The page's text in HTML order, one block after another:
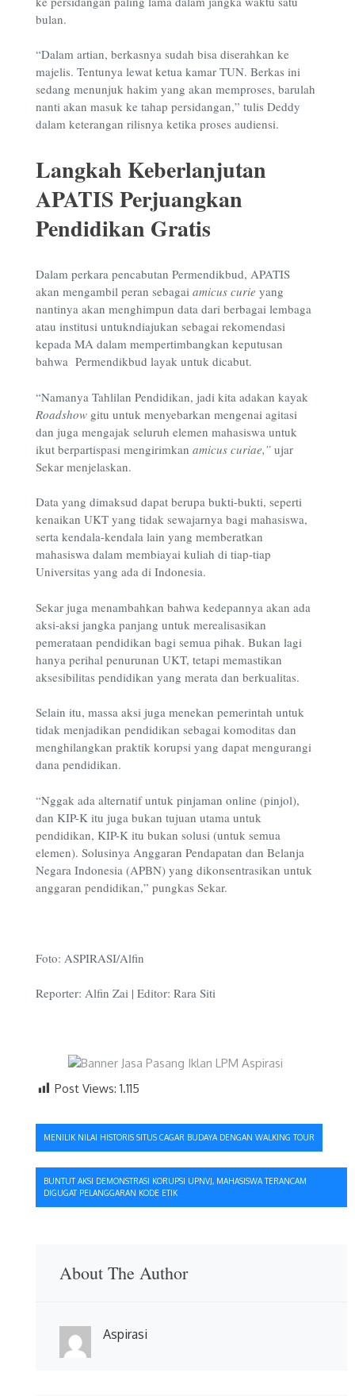
bulan.
“Dalam artian, berkasnya sudah bisa diserahkan ke
majelis. Tentunya lewat ketua kamar TUN. Berkas ini
sedang menunjuk hakim yang akan memproses, barulah
nanti akan masuk ke tahap persidangan,” tulis Deddy
dalam keterangan rilisnya ketika proses audiensi.
Langkah Keberlanjutan
APATIS Perjuangkan
Pendidikan Gratis
Dalam perkara pencabutan Permendikbud, APATIS
akan mengambil peran sebagai amicus curie yang
nantinya akan menghimpun data dari berbagai lembaga
atau institusi untukndiajukan sebagai rekomendasi
kepada MA dalam mempertimbangkan keputusan
bahwa Permendikbud layak untuk dicabut.
“Namanya Tahlilan Pendidikan, jadi kita adakan kayak
Roadshow gitu untuk menyebarkan mengenai agitasi
dan juga mengajak seluruh elemen mahasiswa untuk
ikut berpartispasi mengirimkan amicus curiae,” ujar
Sekar menjelaskan.
Data yang dimaksud dapat berupa bukti-bukti, seperti
kenaikan UKT yang tidak sewajarnya bagi mahasiswa,
serta kendala-kendala lain yang memberatkan
mahasiswa dalam membiayai kuliah di tiap-tiap
Universitas yang ada di Indonesia.
Sekar juga menambahkan bahwa kedepannya akan ada
aksi-aksi jangka panjang untuk merealisasikan
pemerataan pendidikan bagi semua pihak. Bukan lagi
hanya perihal penurunan UKT, tetapi memastikan
aksesibilitas pendidikan yang merata dan berkualitas.
Selain itu, massa aksi juga menekan pemerintah untuk
tidak menjadikan pendidikan sebagai komoditas dan
menghilangkan praktik korupsi yang dapat mengurangi
dana pendidikan.
“Nggak ada alternatif untuk pinjaman online (pinjol),
dan KIP-K itu juga bukan tujuan utama untuk
pendidikan, KIP-K itu bukan solusi (untuk semua
elemen). Solusinya Anggaran Pendapatan dan Belanja
Negara Indonesia (APBN) yang dikonsentrasikan untuk
anggaran pendidikan,” pungkas Sekar.
Foto: ASPIRASI/Alfin
Reporter: Alfin Zai | Editor: Rara Siti
Post Views: 1.115
Navigasi
pos
MENILIK NILAI HISTORIS SITUS CAGAR BUDAYA DENGAN WALKING TOUR
BUNTUT AKSI DEMONSTRASI KORUPSI UPNVJ, MAHASISWA TERANCAM
DIGUGAT PELANGGARAN KODE ETIK
About The Author
Aspirasi